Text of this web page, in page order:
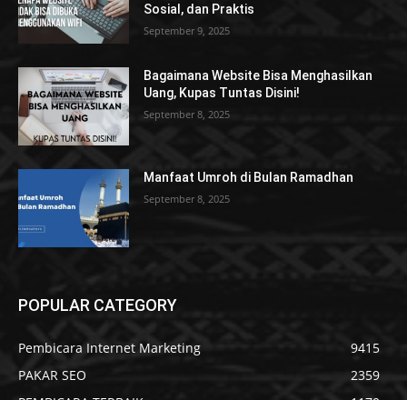
Sosial, dan Praktis
September 9, 2025
Bagaimana Website Bisa Menghasilkan
Uang, Kupas Tuntas Disini!
September 8, 2025
Manfaat Umroh di Bulan Ramadhan
September 8, 2025
POPULAR CATEGORY
Pembicara Internet Marketing
9415
PAKAR SEO
2359